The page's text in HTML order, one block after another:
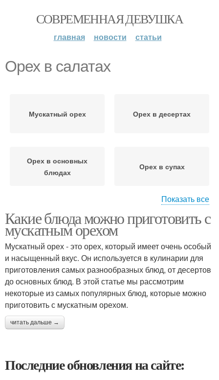
СОВРЕМЕННАЯ ДЕВУШКА
главная новости статьи
Орех в салатах
Мускатный орех Орех в десертах
Орех в основных
блюдах
Орех в супах
Суп с мускатным
орехом
Орех в блюдах
Блюда с мускатным
орехом
Показать все
Какие блюда можно приготовить с
мускатным орехом
Мускатный орех - это орех, который имеет очень особый
и насыщенный вкус. Он используется в кулинарии для
приготовления самых разнообразных блюд, от десертов
до основных блюд. В этой статье мы рассмотрим
некоторые из самых популярных блюд, которые можно
приготовить с мускатным орехом.
читать дальше →
Последние обновления на сайте: